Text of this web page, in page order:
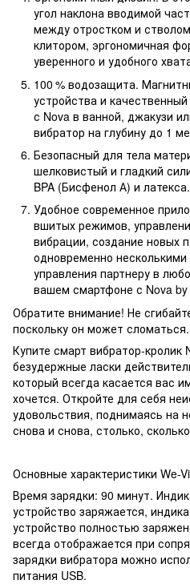
угол наклона вводимой
между отростком и
клитором, эргономичная
уверенного и удобного
100 % водозащита.
устройства и
с Nova в ванной, джакузи
вибратор на глубину до 1
Безопасный для тела
шелковистый и гладкий
BPA (Бисфенол А) и латекса.
Удобное современное
вшитых режимов,
вибрации, создание новых
одновременно
управления партнеру в
вашем смартфоне с Nova by
Обратите внимание! Не
поскольку он может сломаться.
Купите смарт вибратор-кролик
безудержные ласки
который всегда касается вас
хочется. Откройте для себя
удовольствия, поднимаясь на
снова и снова, столько,
Основные характеристики We-
Время зарядки: 90 минут.
устройство заряжается,
устройство полностью
всегда отображается при
зарядки вибратора можно
питания USB.